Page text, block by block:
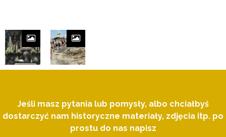
Jeśli masz pytania lub pomysły, albo chciałbyś
dostarczyć nam historyczne materiały, zdjęcia itp. po
prostu do nas napisz